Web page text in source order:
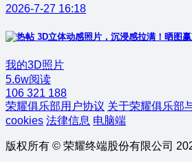
2026-7-27 16:18
3D立体动感照片，沉浸感拉满！晒图
我的3D照片
5.6w阅读
106 321 188
荣耀俱乐部用户协议 关于荣耀俱乐部
cookies 法律信息 电脑端
版权所有 © 荣耀终端股份有限公司